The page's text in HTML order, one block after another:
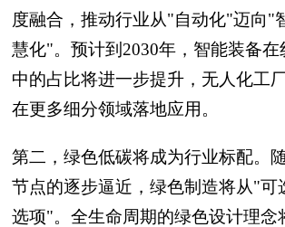
度融合，推动行业从"自动化"迈向"
慧化"。预计到2030年，智能装备在
中的占比将进一步提升，无人化工
在更多细分领域落地应用。
第二，绿色低碳将成为行业标配。
节点的逐步逼近，绿色制造将从"可
选项"。全生命周期的绿色设计理念